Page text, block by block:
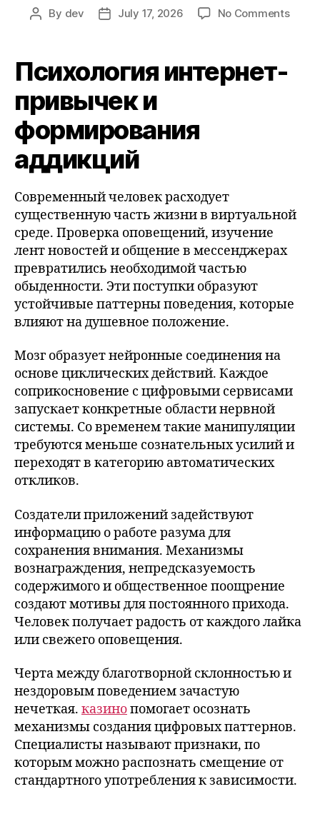
Post
By dev
PostJuly 17, 2026 No Commentson
Психология интернет-
привычек и
формирования
аддикций
Современный человек расходует
существенную часть жизни в виртуальной
среде. Проверка оповещений, изучение
лент новостей и общение в мессенджерах
превратились необходимой частью
обыденности. Эти поступки образуют
устойчивые паттерны поведения, которые
влияют на душевное положение.
Мозг образует нейронные соединения на
основе циклических действий. Каждое
соприкосновение с цифровыми сервисами
запускает конкретные области нервной
системы. Со временем такие манипуляции
требуются меньше сознательных усилий и
переходят в категорию автоматических
откликов.
Создатели приложений задействуют
информацию о работе разума для
сохранения внимания. Механизмы
вознаграждения, непредсказуемость
содержимого и общественное поощрение
создают мотивы для постоянного прихода.
Человек получает радость от каждого лайка
или свежего оповещения.
Черта между благотворной склонностью и
нездоровым поведением зачастую
нечеткая. казинопомогает осознать
механизмы создания цифровых паттернов.
Специалисты называют признаки, по
которым можно распознать смещение от
стандартного употребления к зависимости.